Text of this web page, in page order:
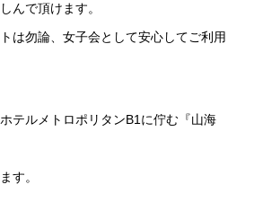
んで頂けます。
は勿論、女子会として安心してご利用
テルメトロポリタンB1に佇む『山海
す。